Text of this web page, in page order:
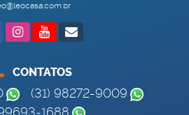
CONTATOS
(31) 98272-9009
1688